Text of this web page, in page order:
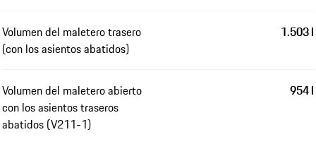
Volumen del maletero trasero
(con los asientos abatidos)
1.503 l
Volumen del maletero abierto
con los asientos traseros
abatidos (V211-1)
954 l